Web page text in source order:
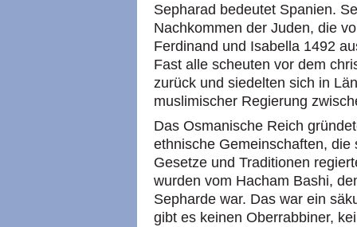
Sepharad bedeutet Spanien.
Nachkommen der Juden, die
Ferdinand und Isabella 1492
Fast alle scheuten vor dem
zurück und siedelten sich in
muslimischer Regierung
Das Osmanische Reich
ethnische Gemeinschaften,
Gesetze und Traditionen
wurden vom Hacham Bashi,
Sepharde war. Das war ein
gibt es keinen Oberrabbiner,